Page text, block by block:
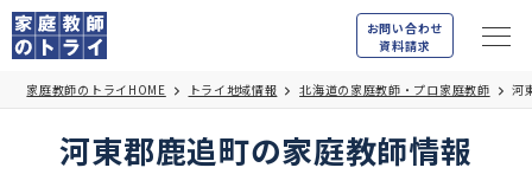
お問い合わせ
資料請求
家庭教師のトライHOME トライ地域情報 北海道の家庭教師・プロ家庭教師 河
河東郡鹿追町の家庭教師情報